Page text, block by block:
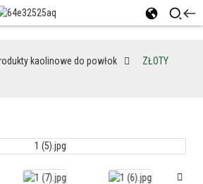
kaolinowe do powłok
ZŁOTY